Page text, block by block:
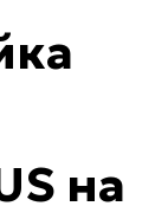
на